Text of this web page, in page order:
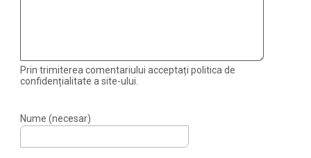
Prin trimiterea comentariului acceptați politica de
confidențialitate a site-ului.
Nume (necesar)